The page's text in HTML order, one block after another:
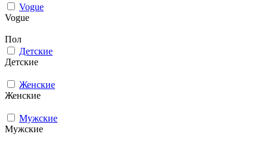
Vogue
Vogue
Пол
Детские
Детские
Женские
Женские
Мужcкие
Мужcкие